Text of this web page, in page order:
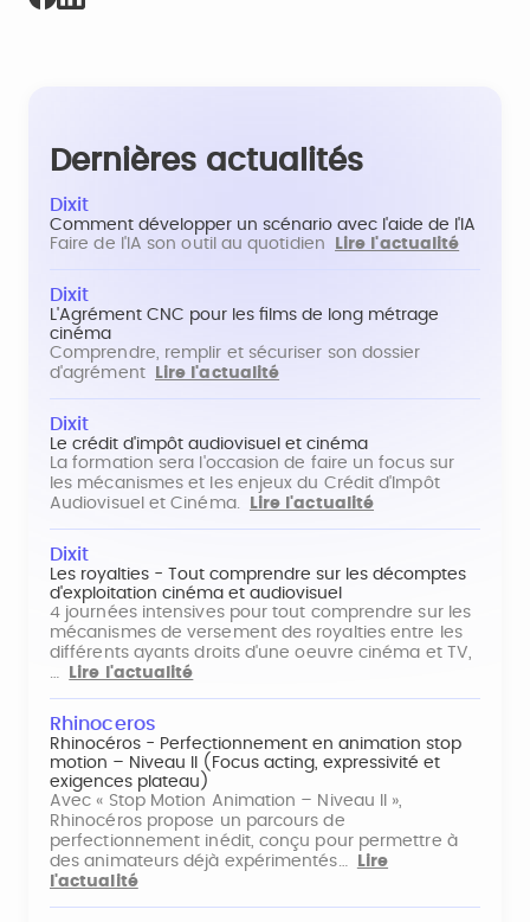
Dernières actualités
Dixit
Comment développer un scénario avec l'aide de l'IA
Faire de l'IA son outil au quotidien
Lire l'actualité
Dixit
L'Agrément CNC pour les films de long métrage
cinéma
Comprendre, remplir et sécuriser son dossier
d'agrément
Lire l'actualité
Dixit
Le crédit d'impôt audiovisuel et cinéma
La formation sera l'occasion de faire un focus sur
les mécanismes et les enjeux du Crédit d'Impôt
Audiovisuel et Cinéma.
Lire l'actualité
Dixit
Les royalties - Tout comprendre sur les décomptes
d'exploitation cinéma et audiovisuel
4 journées intensives pour tout comprendre sur les
mécanismes de versement des royalties entre les
différents ayants droits d'une oeuvre cinéma et TV,
…
Lire l'actualité
Rhinoceros
Rhinocéros - Perfectionnement en animation stop
motion – Niveau II (Focus acting, expressivité et
exigences plateau)
Avec « Stop Motion Animation – Niveau II »,
Rhinocéros propose un parcours de
perfectionnement inédit, conçu pour permettre à
des animateurs déjà expérimentés…
Lire
l'actualité